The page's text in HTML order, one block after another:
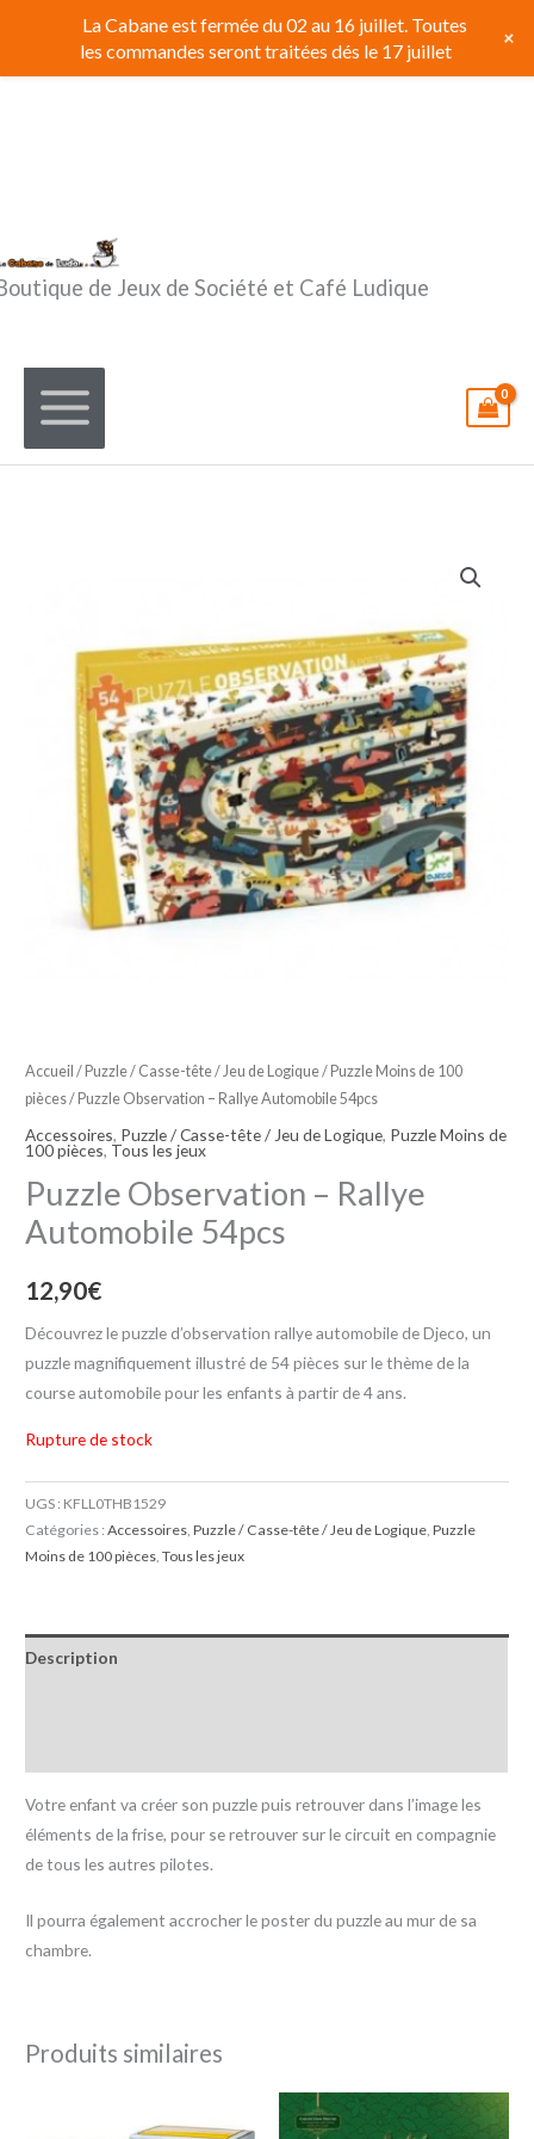
contenu
de Jeux de Société et Café Ludique
Accueil / Puzzle / Casse-tête / Jeu de Logique/ Puzzle Moins de 100
pièces/ Puzzle Observation – Rallye Automobile 54pcs
Accessoires, Puzzle / Casse-tête / Jeu de Logique, Puzzle Moins de
100 pièces, Tous les jeux
Puzzle Observation – Rallye
Automobile 54pcs
12,90€
Découvrez le puzzle d’observation rallye automobile de Djeco, un
puzzle magnifiquement illustré de 54 pièces sur le thème de la
course automobile pour les enfants à partir de 4 ans.
Rupture de stock
UGS : KFLL0THB1529
Catégories :Accessoires ,Puzzle / Casse-tête / Jeu de Logique ,Puzzle
Moins de 100 pièces ,Tous les jeux
Description
Votre enfant va créer son puzzle puis retrouver dans l’image les
éléments de la frise, pour se retrouver sur le circuit en compagnie
de tous les autres pilotes.
Il pourra également accrocher le poster du puzzle au mur de sa
chambre.
Produits similaires
La Cabane est fermée du 02 au 16 juillet. Toutes
les commandes seront traitées dés le 17 juillet
+